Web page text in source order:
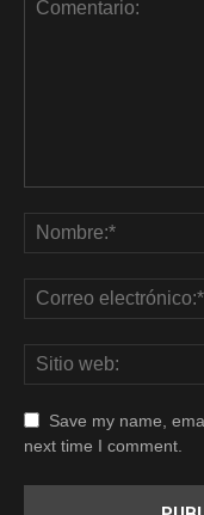
Save my name,
next time I comment.